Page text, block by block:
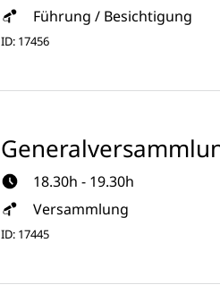
Führung / Besichtigung
ID: 17456
18.30h - 19.30h
Versammlung
ID: 17445